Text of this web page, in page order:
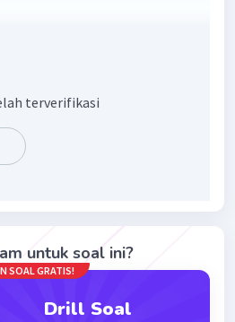
4=13
=26
atau king hitam (kejadian
terverifikasi
untuk soal ini?
SOAL GRATIS!
Drill Soal